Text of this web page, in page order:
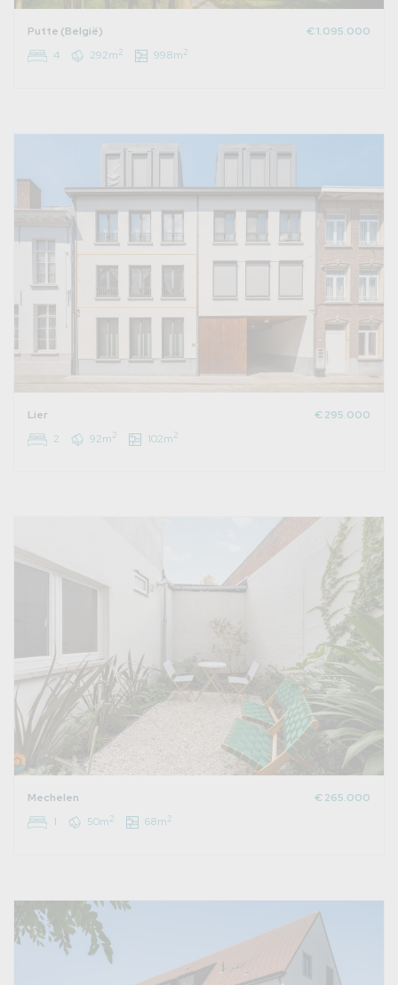
Putte (België)
€ 1.095.000
4
292m2 998m2
Lier
€ 295.000
2
92m2 102m2
Mechelen
€ 265.000
1
50m2 68m2